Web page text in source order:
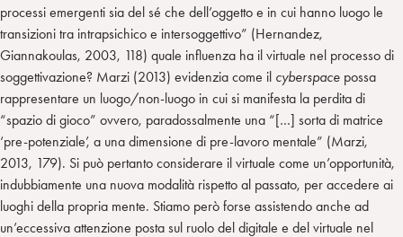
processi emergenti sia del sé che dell’oggetto e in cui hanno luogo le
transizioni tra intrapsichico e intersoggettivo” (Hernandez,
Giannakoulas, 2003, 118) quale influenza ha il virtuale nel processo di
soggettivazione? Marzi (2013) evidenzia come il cyberspace possa
rappresentare un luogo/non-luogo in cui si manifesta la perdita di
“spazio di gioco” ovvero, paradossalmente una “[…] sorta di matrice
‘pre-potenziale’, a una dimensione di pre-lavoro mentale” (Marzi,
2013, 179). Si può pertanto considerare il virtuale come un’opportunità,
indubbiamente una nuova modalità rispetto al passato, per accedere ai
luoghi della propria mente. Stiamo però forse assistendo anche ad
un’eccessiva attenzione posta sul ruolo del digitale e del virtuale nel